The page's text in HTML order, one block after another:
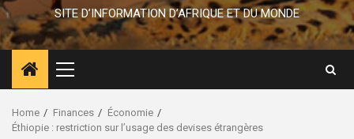
SITE D’INFORMATION D’AFRIQUE ET DU MONDE
Primary
Menu
Home Finances
Économie
Éthiopie : restriction sur l’usage des devises étrangères